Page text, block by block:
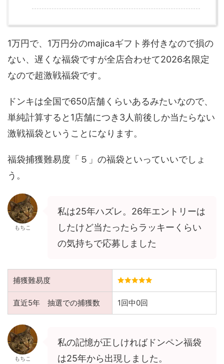
1万円で、1万円分のmajicaギフト券付きなので損の
ない、遅くな福袋ですが全店合わせて2026名限定
なので超激戦福袋です。
ドンキは全国で650店舗くらいあるみたいなので、
単純計算すると1店舗につき3人前後しか当たらない
激戦福袋ということになります。
福袋捕獲難易度「５」の福袋といっていいでしょ
う。
もちこ
私は25年ハズレ。26年エントリーは
したけど当たったらラッキーくらい
の気持ちで応募しました
捕獲難易度
直近5年 抽選での捕獲数 1回中0回
もちこ
私の記憶が正しければドンペン福袋
は25年から出現しました。